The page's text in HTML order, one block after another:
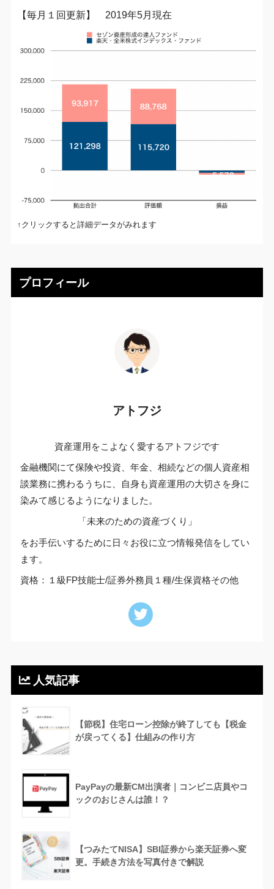
【毎月１回更新】 2019年5月現在
↑クリックすると詳細データがみれます
プロフィール
アトフジ
資産運用をこよなく愛するアトフジです
金融機関にて保険や投資、年金、相続などの個人資産相
談業務に携わるうちに、自身も資産運用の大切さを身に
染みて感じるようになりました。
「未来のための資産づくり」
をお手伝いするために日々お役に立つ情報発信をしてい
ます。
資格：１級FP技能士/証券外務員１種/生保資格その他
人気記事
【節税】住宅ローン控除が終了しても【税金
が戻ってくる】仕組みの作り方
PayPayの最新CM出演者｜コンビニ店員やコ
ックのおじさんは誰！？
【つみたてNISA】SBI証券から楽天証券へ変
更。手続き方法を写真付きで解説